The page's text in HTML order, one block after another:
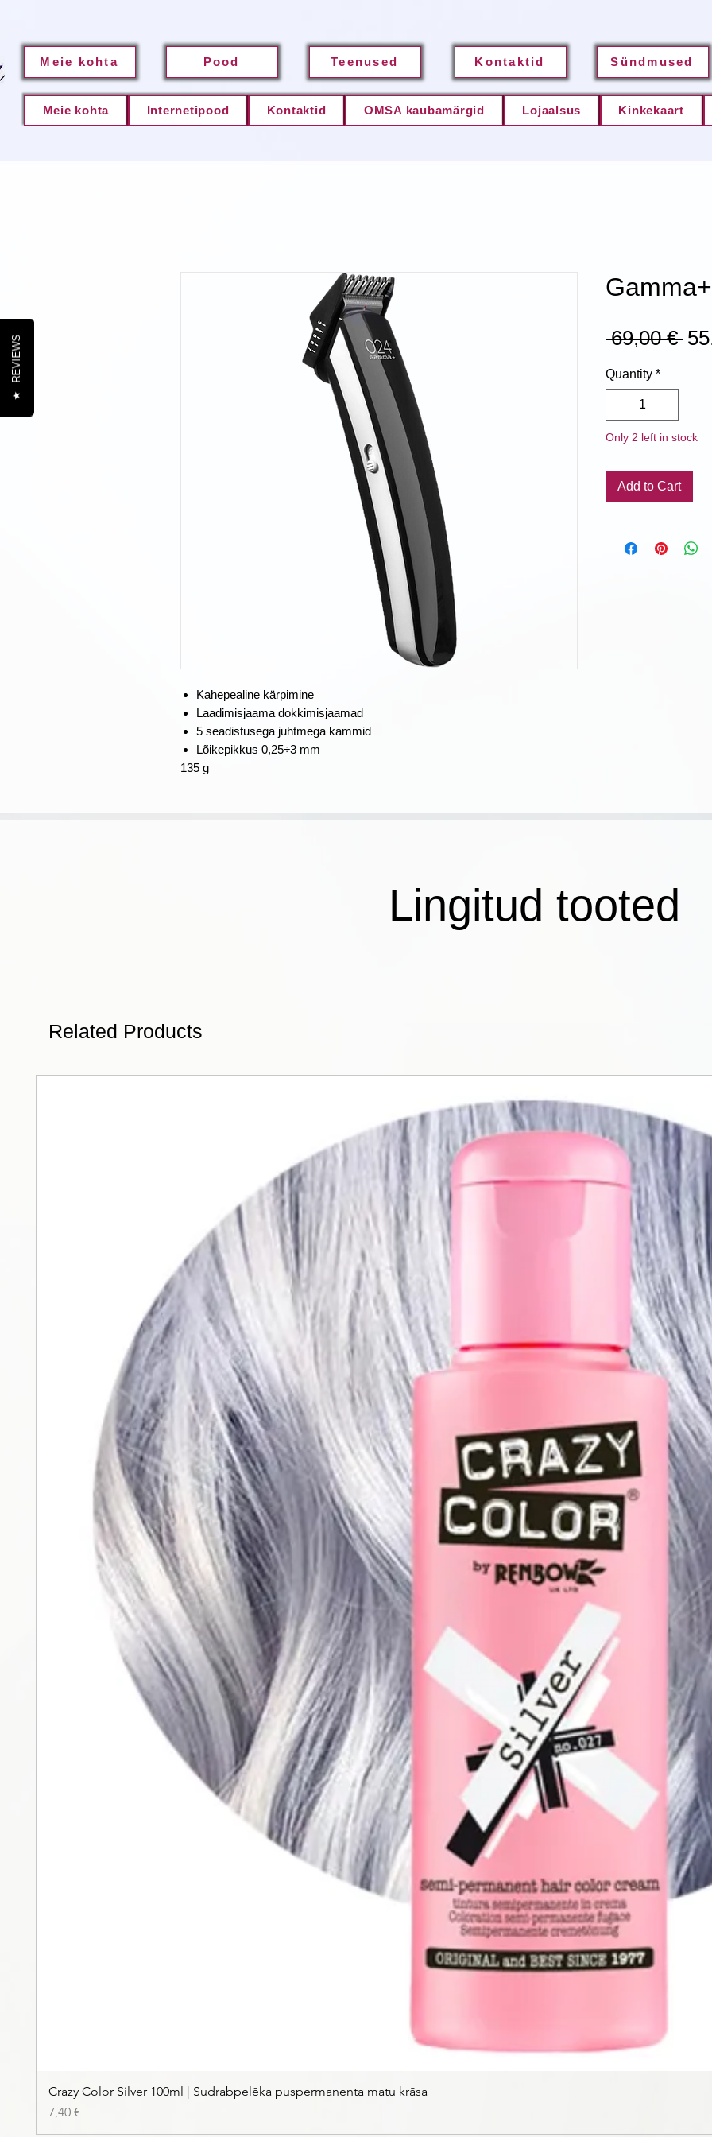
Meie kohta Pood Teenused Kontaktid Sündmused
Meie kohta Internetipood Kontaktid OMSA kaubamärgid Lojaalsus Kinkekaart
Kahepealine kärpimine
Laadimisjaama dokkimisjaamad
5 seadistusega juhtmega kammid
Lõikepikkus 0,25÷3 mm
‎135 g
69,00 €
Quantity *
Only 2 left in stock
Add to Cart
Lingitud tooted
Related Products
Crazy Color Silver 100ml | Sudrabpelēka puspermanenta matu krāsa
Price
7,40 €
★
REVIEWS